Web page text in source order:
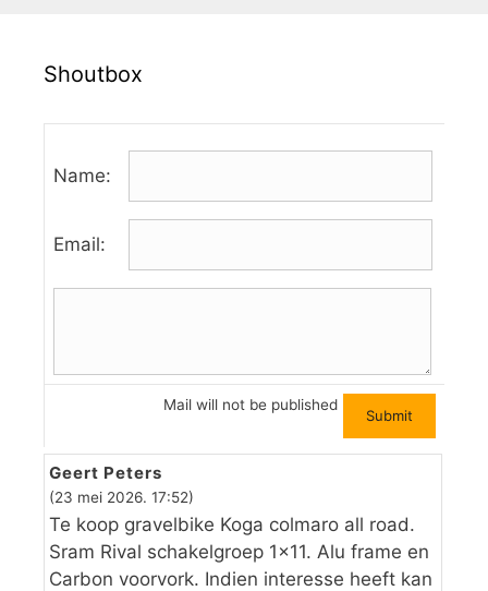
Shoutbox
Name:
Email:
Mail will not be published
Geert Peters
(23 mei 2026. 17:52)
Te koop gravelbike Koga colmaro all road.
Sram Rival schakelgroep 1×11. Alu frame en
Carbon voorvork. Indien interesse heeft kan